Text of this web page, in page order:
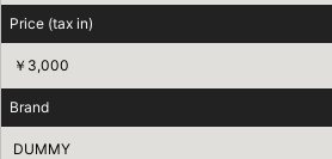
Price (tax in)
￥3,000
Brand
DUMMY